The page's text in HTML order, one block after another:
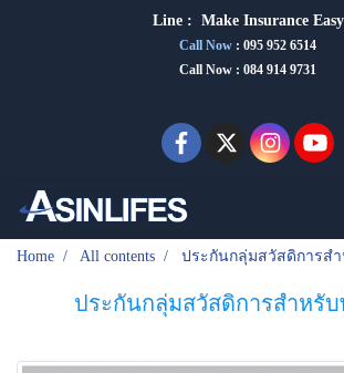
Line : Make Insurance Easy
Call Now : 095 952 6514
Call Now : 084 914 9731
Home All contents ประกันกลุ่มสวัสดิการส
ประกันกลุ่มสวัสดิการสำหรั